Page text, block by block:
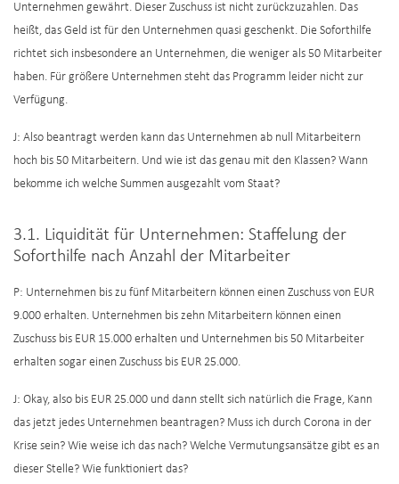
Unternehmen gewährt. Dieser Zuschuss ist nicht zurückzuzahlen. Das
heißt, das Geld ist für den Unternehmen quasi geschenkt. Die Soforthilfe
richtet sich insbesondere an Unternehmen, die weniger als 50 Mitarbeiter
haben. Für größere Unternehmen steht das Programm leider nicht zur
Verfügung.
J: Also beantragt werden kann das Unternehmen ab null Mitarbeitern
hoch bis 50 Mitarbeitern. Und wie ist das genau mit den Klassen? Wann
bekomme ich welche Summen ausgezahlt vom Staat?
3.1. Liquidität für Unternehmen: Staffelung der
Soforthilfe nach Anzahl der Mitarbeiter
P: Unternehmen bis zu fünf Mitarbeitern können einen Zuschuss von EUR
9.000 erhalten. Unternehmen bis zehn Mitarbeitern können einen
Zuschuss bis EUR 15.000 erhalten und Unternehmen bis 50 Mitarbeiter
erhalten sogar einen Zuschuss bis EUR 25.000.
J: Okay, also bis EUR 25.000 und dann stellt sich natürlich die Frage, Kann
das jetzt jedes Unternehmen beantragen? Muss ich durch Corona in der
Krise sein? Wie weise ich das nach? Welche Vermutungsansätze gibt es an
dieser Stelle? Wie funktioniert das?